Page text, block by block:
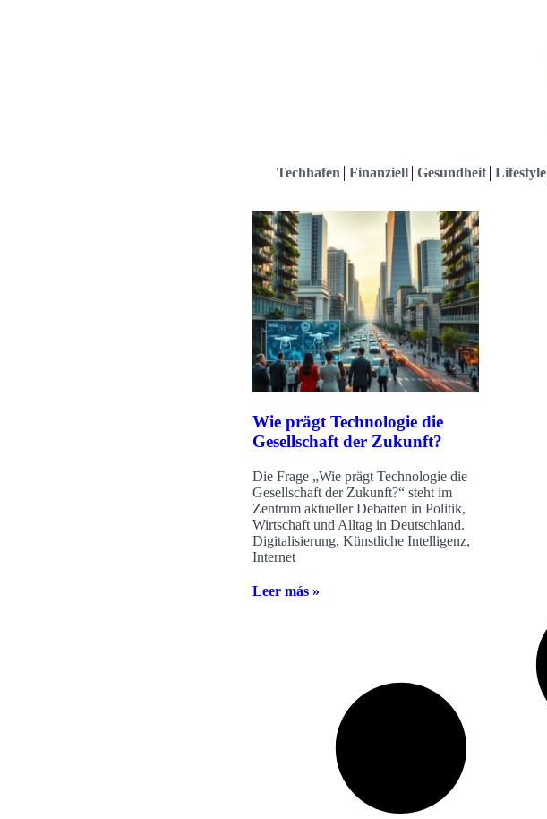
Techhafen Finanziell Gesundheit Lifestyle
Wie prägt Technologie die
Gesellschaft der Zukunft?
Die Frage „Wie prägt Technologie die
Gesellschaft der Zukunft?“ steht im
Zentrum aktueller Debatten in Politik,
Wirtschaft und Alltag in Deutschland.
Digitalisierung, Künstliche Intelligenz,
Internet
Leer más »